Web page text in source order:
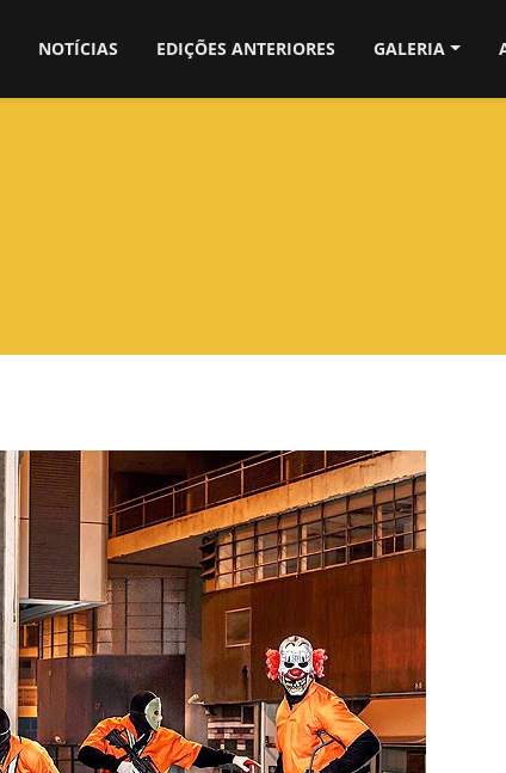
NOTÍCIAS EDIÇÕES ANTERIORES GALERIA